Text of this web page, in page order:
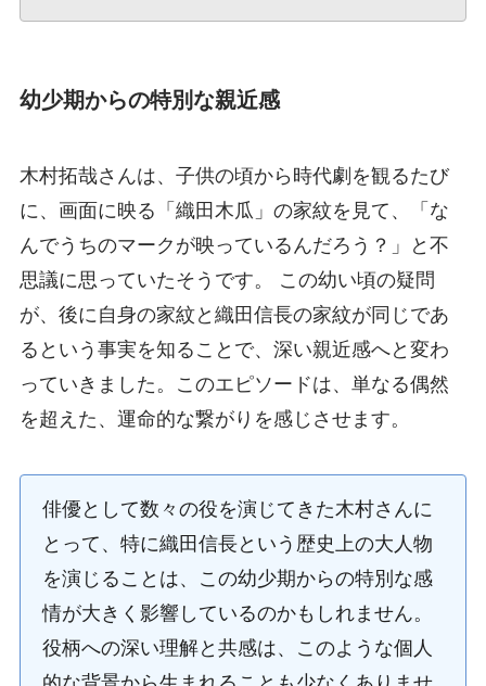
幼少期からの特別な親近感
木村拓哉さんは、子供の頃から時代劇を観るたび
に、画面に映る「織田木瓜」の家紋を見て、「な
んでうちのマークが映っているんだろう？」と不
思議に思っていたそうです。 この幼い頃の疑問
が、後に自身の家紋と織田信長の家紋が同じであ
るという事実を知ることで、深い親近感へと変わ
っていきました。このエピソードは、単なる偶然
を超えた、運命的な繋がりを感じさせます。
俳優として数々の役を演じてきた木村さんに
とって、特に織田信長という歴史上の大人物
を演じることは、この幼少期からの特別な感
情が大きく影響しているのかもしれません。
役柄への深い理解と共感は、このような個人